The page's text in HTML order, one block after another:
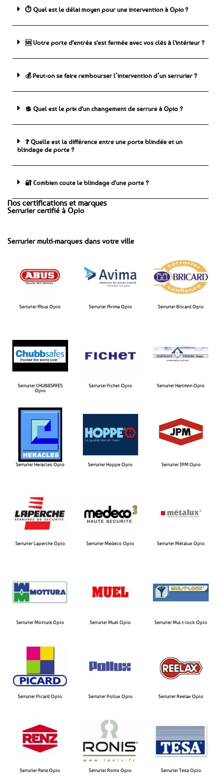
⏱️ Quel est le délai moyen pour une intervention à Opio ?
🆘 ️Votre porte d'entrée s'est fermée avec vos clés à l'intérieur ?
💰 Peut-on se faire rembourser l’intervention d’un serrurier ?
💲 Quel est le prix d'un changement de serrure à Opio ?
❓ Quelle est la différence entre une porte blindée et un
blindage de porte ?
🔐 Combien coute le blindage d'une porte ?
Nos certifications et marques
Serrurier certifié à Opio
Serrurier multi-marques dans votre ville
Serrurier Abus Opio Serrurier Avima Opio​ Serrurier Bricard Opio​
Serrurier CHUBBSAFES
Opio​
Serrurier Fichet Opio​ Serrurier Hartmnn Opio​
Serrurier Heracles Opio​ Serrurier Hoppe Opio​ Serrurier JPM Opio​
Serrurier Laperche Opio​ Serrurier Medeco Opio​ Serrurier Métalux Opio​
Serrurier Mottura Opio​ Serrurier Muel Opio​ Serrurier Mul-t-lock Opio​
Serrurier Picard Opio Serrurier Pollux Opio​ Serrurier Reelax Opio​
Serrurier Renz Opio Serrurier Ronis Opio Serrurier Tesa Opio